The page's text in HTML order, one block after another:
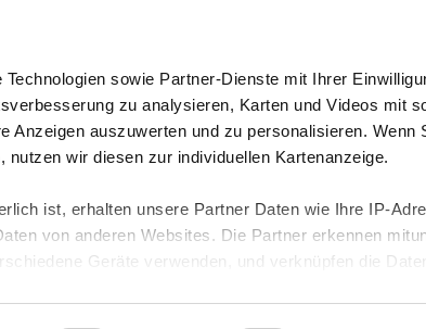
sowie Partner-Dienste mit Ihrer
zu analysieren, Karten und Videos mit
Anzeigen auszuwerten und zu personalisieren. Wenn
wir diesen zur individuellen Kartenanzeige.
ist, erhalten unsere Partner Daten wie Ihre IP-
von anderen Websites. Die Partner erkennen
Geräte verwenden, und verknüpfen die Daten
Presse & Themen Jobs & Karriere